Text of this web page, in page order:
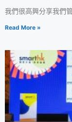
我們很高興分享我們
Read More »